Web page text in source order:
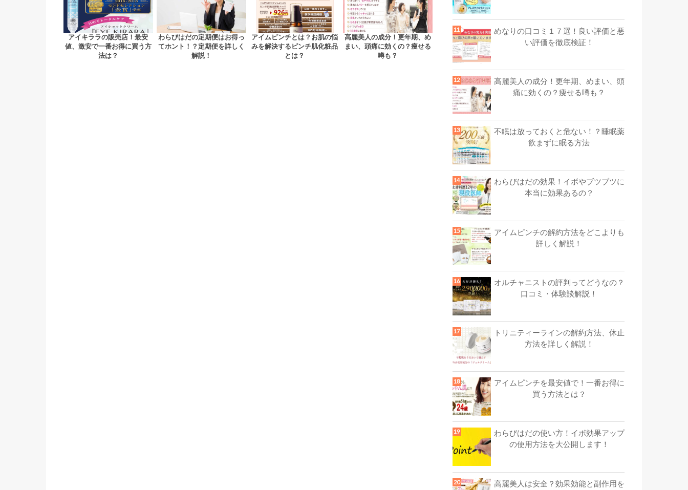
アイキララの販売店！最安
値、激安で一番お得に買う方
法は？
わらびはだの定期便はお得っ
てホント！？定期便を詳しく
解説！
アイムピンチとは？お肌の悩
みを解決するピンチ肌化粧品
とは？
高麗美人の成分！更年期、め
まい、頭痛に効くの？痩せる
噂も？
めなりの口コミ１７選！良い評価と悪
い評価を徹底検証！
高麗美人の成分！更年期、めまい、頭
痛に効くの？痩せる噂も？
不眠は放っておくと危ない！？睡眠薬
飲まずに眠る方法
わらびはだの効果！イボやブツブツに
本当に効果あるの？
アイムピンチの解約方法をどこよりも
詳しく解説！
オルチャニストの評判ってどうなの？
口コミ・体験談解説！
トリニティーラインの解約方法、休止
方法を詳しく解説！
アイムピンチを最安値で！一番お得に
買う方法とは？
わらびはだの使い方！イボ効果アップ
の使用方法を大公開します！
高麗美人は安全？効果効能と副作用を